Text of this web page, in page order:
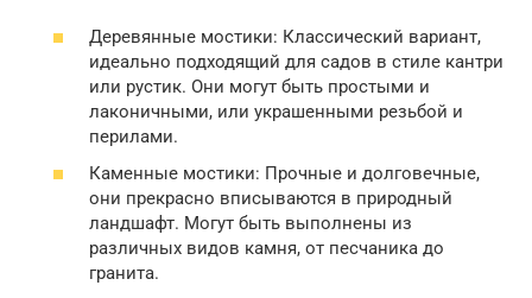
Деревянные мостики: Классический вариант,
идеально подходящий для садов в стиле кантри
или рустик. Они могут быть простыми и
лаконичными, или украшенными резьбой и
перилами.
Каменные мостики: Прочные и долговечные,
они прекрасно вписываются в природный
ландшафт. Могут быть выполнены из
различных видов камня, от песчаника до
гранита.